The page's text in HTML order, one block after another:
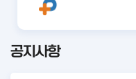
I공지사항